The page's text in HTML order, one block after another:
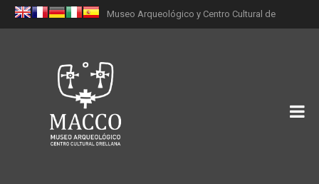
Museo Arqueológico y Centro Cultural de